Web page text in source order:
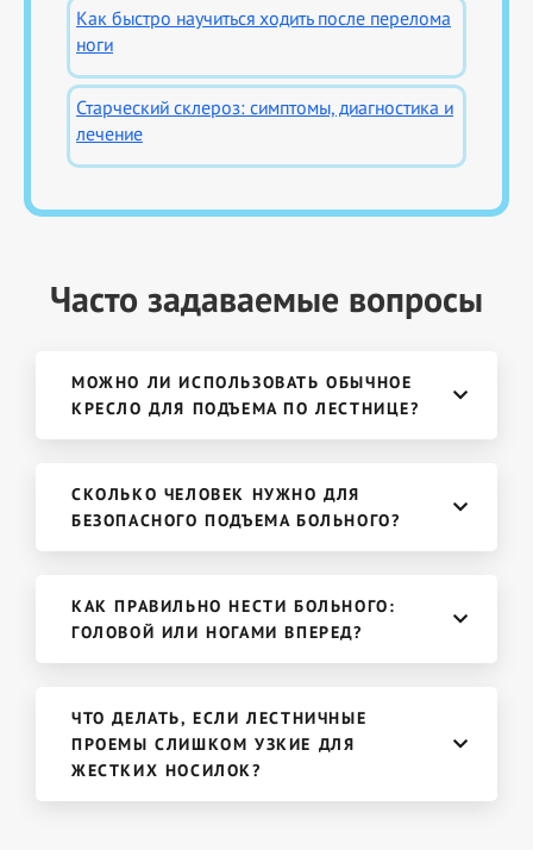
Как быстро научиться ходить после перелома
ноги
Старческий склероз: симптомы, диагностика и
лечение
Часто задаваемые вопросы
МОЖНО ЛИ ИСПОЛЬЗОВАТЬ ОБЫЧНОЕ
КРЕСЛО ДЛЯ ПОДЪЕМА ПО ЛЕСТНИЦЕ?
СКОЛЬКО ЧЕЛОВЕК НУЖНО ДЛЯ
БЕЗОПАСНОГО ПОДЪЕМА БОЛЬНОГО?
КАК ПРАВИЛЬНО НЕСТИ БОЛЬНОГО:
ГОЛОВОЙ ИЛИ НОГАМИ ВПЕРЕД?
ЧТО ДЕЛАТЬ, ЕСЛИ ЛЕСТНИЧНЫЕ
ПРОЕМЫ СЛИШКОМ УЗКИЕ ДЛЯ
ЖЕСТКИХ НОСИЛОК?